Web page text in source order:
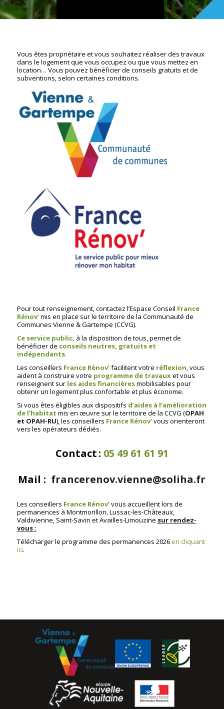
Vous êtes propriétaire et vous souhaitez réaliser des travaux
dans le logement que vous occupez ou que vous mettez en
location… Vous pouvez bénéficierde conseils gratuits et de
subventions, selon certaines conditions.
Pour tout renseignement, contactez l’Espace Conseil France
Rénov’mis en place sur le territoire de la Communauté de
Communes Vienne & Gartempe (CCVG).
Ce service public, à la disposition de tous, permet de
bénéficier de conseils neutres, gratuits et
indépendants.
Les conseillers France Rénov’facilitent votre réflexion, vous
aident à construire votre programme de travauxet vous
renseignent sur les aides financièresmobilisables pour
obtenir un logement plus confortable et plus économe.
Si vous êtes éligibles aux dispositifs d’aides à l’amélioration
de l’habitat mis en œuvre sur le territoire de la CCVG (OPAH
et OPAH-RU), les conseillers France Rénov’vous orienteront
vers les opérateurs dédiés.
Contact : 05 49 61 61 91
Mail : francerenov.vienne@soliha.fr
Les conseillers France Rénov’vous accueillent lors de
permanences à Montmorillon, Lussac-les-Châteaux,
Valdivienne, Saint-Savin et Availles-Limouzine sur rendez-
vous :
Télécharger le programme des permanences 2026en cliquant
ici.